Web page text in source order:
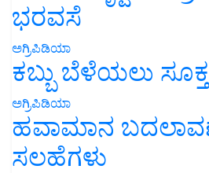
ಭರವಸೆ
ಅಗ್ರಿಪಿಡಿಯಾ
ಕಬ್ಬು ಬೆಳೆಯಲು
ಅಗ್ರಿಪಿಡಿಯಾ
ಹವಾಮಾನ
ಸಲಹೆಗಳು